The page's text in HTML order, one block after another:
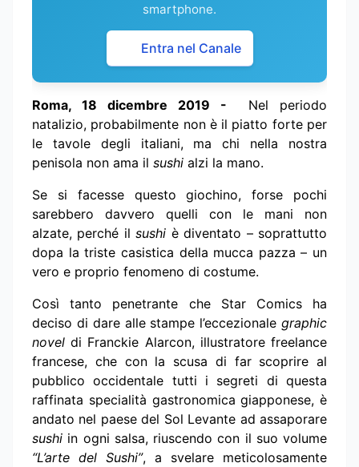
smartphone.
Entra nel Canale
Roma, 18 dicembre 2019 -
Nel periodo
natalizio, probabilmente non è il piatto forte per
le tavole degli italiani, ma chi nella nostra
penisola non ama il sushi alzi la mano.
Se si facesse questo giochino, forse pochi
sarebbero davvero quelli con le mani non
alzate, perché ilsushi è diventato – soprattutto
dopa la triste casistica della mucca pazza – un
vero e proprio fenomeno di costume.
Così tanto penetrante che Star Comics ha
deciso di dare alle stampe l’eccezionale graphic
novel di Franckie Alarcon, illustratore freelance
francese, che con la scusa di far scoprire al
pubblico occidentale tutti i segreti di questa
raffinata specialità gastronomica giapponese, è
andato nel paese del Sol Levante ad assaporare
sushi in ogni salsa, riuscendo con il suo volume
“L’arte del Sushi”, a svelare meticolosamente